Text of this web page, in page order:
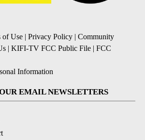
of Use | Privacy Policy | Community
| KIFI-TV FCC Public File | FCC
Information
EMAIL NEWSLETTERS